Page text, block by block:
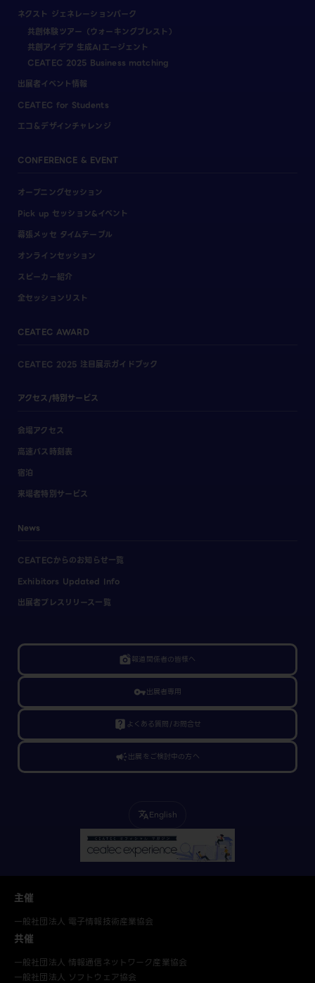
ネクスト ジェネレーションパーク
共創体験ツアー（ウォーキングブレスト）
共創アイデア 生成AIエージェント
CEATEC 2025 Business matching
出展者イベント情報
CEATEC for Students
エコ＆デザインチャレンジ
CONFERENCE & EVENT
オープニングセッション
Pick up セッション&イベント
幕張メッセ タイムテーブル
オンラインセッション
スピーカー紹介
全セッションリスト
CEATEC AWARD
CEATEC 2025 注目展示ガイドブック
アクセス/特別サービス
会場アクセス
高速バス時刻表
宿泊
来場者特別サービス
News
CEATECからのお知らせ一覧
Exhibitors Updated Info
出展者プレスリリース一覧
linked_camera報道関係者の皆様へ
vpn_key出展者専用
live_help よくある質問/お問合せ
campaign出展をご検討中の方へ
translateEnglish
主催
一般社団法人 電子情報技術産業協会
共催
一般社団法人 情報通信ネットワーク産業協会
一般社団法人 ソフトウェア協会